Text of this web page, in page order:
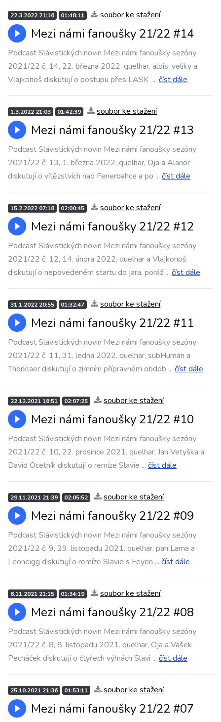
22.3.2022 21:16 01:48:11 soubor ke stažení
Mezi námi fanoušky 21/22 #14
Podcast Slávistických novin Mezi námi fanoušky sezóny
2021/22 č. 14, 22. března 2022. quelhar, alois_veliky a
Vlajkonoš diskutují o postupu přes LASK ... číst dále
1.3.2022 21:03 01:42:39 soubor ke stažení
Mezi námi fanoušky 21/22 #13
Podcast Slávistických novin Mezi námi fanoušky sezóny
2021/22 č. 13, 1. března 2022. quelhar, Oja a Alanor
diskutují o vítězstvích nad Fenerbahce a po ... číst dále
15.2.2022 07:18 02:00:45 soubor ke stažení
Mezi námi fanoušky 21/22 #12
Podcast Slávistických novin Mezi námi fanoušky sezóny
2021/22 č. 12, 14. února 2022. quelhar a Vlajkonoš
diskutují o nepovedeném startu do jara, poráž ... číst dále
31.1.2022 20:55 01:32:47 soubor ke stažení
Mezi námi fanoušky 21/22 #11
Podcast Slávistických novin Mezi námi fanoušky sezóny
2021/22 č. 11, 31. ledna 2022. quelhar, subHuman a
Thorklaer diskutují o zimním přípravném obdob ... číst dále
22.12.2021 18:51 02:07:25 soubor ke stažení
Mezi námi fanoušky 21/22 #10
Podcast Slávistických novin Mezi námi fanoušky sezóny
2021/22 č. 10, 22. prosince 2021. quelhar, Jan Vetyška a
David Ocetník diskutují o remíze Slavie ... číst dále
29.11.2021 21:39 02:05:52 soubor ke stažení
Mezi námi fanoušky 21/22 #09
Podcast Slávistických novin Mezi námi fanoušky sezóny
2021/22 č. 9, 29. listopadu 2021. quelhar, pan Lama a
Leoneigg diskutují o remíze Slavie s Feyen ... číst dále
8.11.2021 21:15 01:34:19 soubor ke stažení
Mezi námi fanoušky 21/22 #08
Podcast Slávistických novin Mezi námi fanoušky sezóny
2021/22 č. 8, 8. listopadu 2021. quelhar, Oja a Vašek
Pecháček diskutují o čtyřech výhrách Slavi ... číst dále
25.10.2021 21:36 01:53:11 soubor ke stažení
Mezi námi fanoušky 21/22 #07